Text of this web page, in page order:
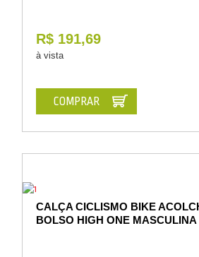
R$ 191,69
à vista
COMPRAR
CALÇA CICLISMO BIKE
BOLSO HIGH ONE MASCULINA